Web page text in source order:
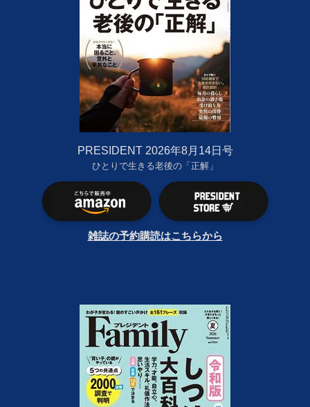
PRESIDENT 2026年8月14日号
ひとりで生きる老後の「正解」
雑誌の予約購読はこちらから